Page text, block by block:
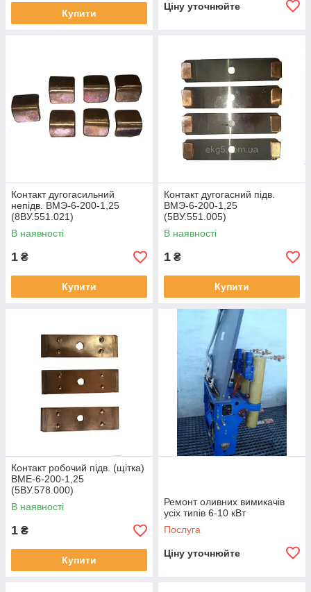
Купити
Ціну уточнюйте
Контакт дугогасильний
непідв. ВМЭ-6-200-1,25
(8ВУ.551.021)
В наявності
1 ₴
Купити
Контакт дугогасний підв.
ВМЭ-6-200-1,25
(5ВУ.551.005)
В наявності
1 ₴
Купити
Контакт робочий підв. (щітка)
ВМЕ-6-200-1,25
(5ВУ.578.000)
В наявності
1 ₴
Купити
Ремонт оливних вимикачів
усіх типів 6-10 кВт
Послуга
Ціну уточнюйте